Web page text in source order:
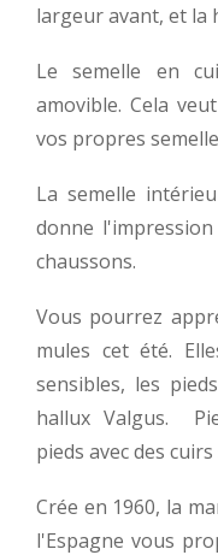
largeur avant, et la
Le semelle en
amovible. Cela
vos propres
La semelle
donne
chaussons.
Vous pourrez
mules cet été.
sensibles, les
hallux Valgus.
pieds avec des
Crée en 1960, la
l'Espagne vous